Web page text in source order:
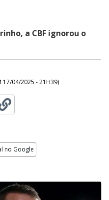
a CBF ignorou o
17/04/2025 - 21H39)
no Google